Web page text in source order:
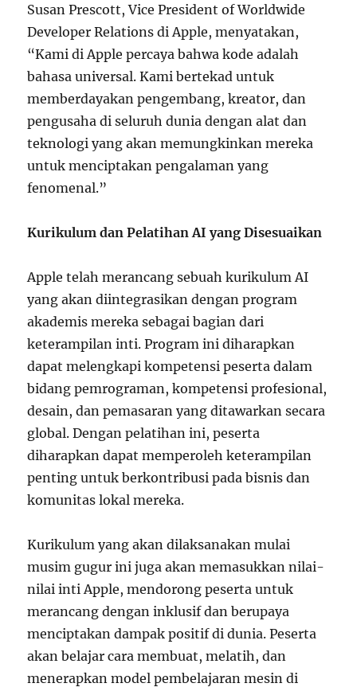
Susan Prescott, Vice President of Worldwide
Developer Relations di Apple, menyatakan,
“Kami di Apple percaya bahwa kode adalah
bahasa universal. Kami bertekad untuk
memberdayakan pengembang, kreator, dan
pengusaha di seluruh dunia dengan alat dan
teknologi yang akan memungkinkan mereka
untuk menciptakan pengalaman yang
fenomenal.”
Kurikulum dan Pelatihan AI yang Disesuaikan
Apple telah merancang sebuah kurikulum AI
yang akan diintegrasikan dengan program
akademis mereka sebagai bagian dari
keterampilan inti. Program ini diharapkan
dapat melengkapi kompetensi peserta dalam
bidang pemrograman, kompetensi profesional,
desain, dan pemasaran yang ditawarkan secara
global. Dengan pelatihan ini, peserta
diharapkan dapat memperoleh keterampilan
penting untuk berkontribusi pada bisnis dan
komunitas lokal mereka.
Kurikulum yang akan dilaksanakan mulai
musim gugur ini juga akan memasukkan nilai-
nilai inti Apple, mendorong peserta untuk
merancang dengan inklusif dan berupaya
menciptakan dampak positif di dunia. Peserta
akan belajar cara membuat, melatih, dan
menerapkan model pembelajaran mesin di